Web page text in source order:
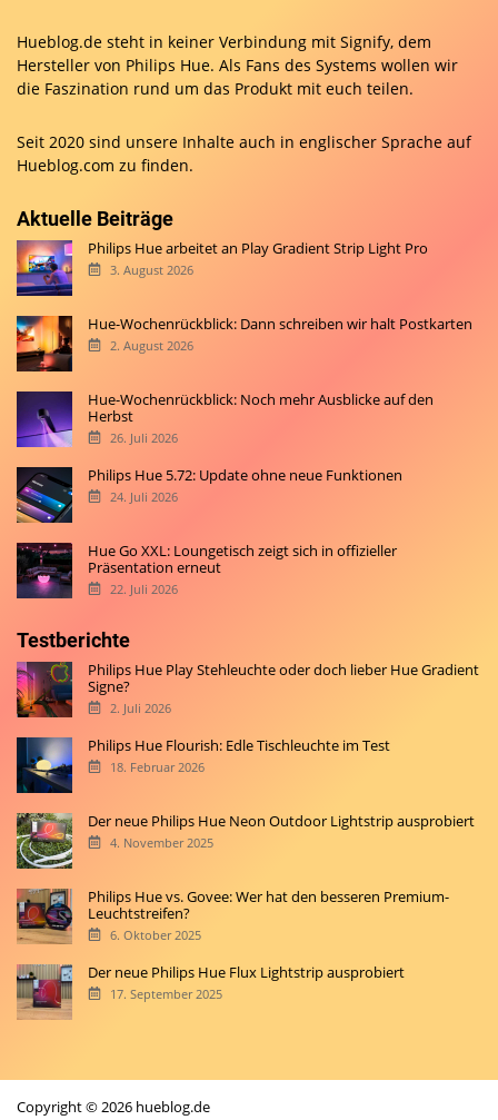
Hueblog.de steht in keiner Verbindung mit Signify, dem
Hersteller von Philips Hue. Als Fans des Systems wollen wir
die Faszination rund um das Produkt mit euch teilen.
Seit 2020 sind unsere Inhalte auch in englischer Sprache auf
Hueblog.com zu finden.
Aktuelle Beiträge
Philips Hue arbeitet an Play Gradient Strip Light Pro
3. August 2026
Hue-Wochenrückblick: Dann schreiben wir halt Postkarten
2. August 2026
Hue-Wochenrückblick: Noch mehr Ausblicke auf den
Herbst
26. Juli 2026
Philips Hue 5.72: Update ohne neue Funktionen
24. Juli 2026
Hue Go XXL: Loungetisch zeigt sich in offizieller
Präsentation erneut
22. Juli 2026
Testberichte
Philips Hue Play Stehleuchte oder doch lieber Hue Gradient
Signe?
2. Juli 2026
Philips Hue Flourish: Edle Tischleuchte im Test
18. Februar 2026
Der neue Philips Hue Neon Outdoor Lightstrip ausprobiert
4. November 2025
Philips Hue vs. Govee: Wer hat den besseren Premium-
Leuchtstreifen?
6. Oktober 2025
Der neue Philips Hue Flux Lightstrip ausprobiert
17. September 2025
Copyright © 2026 hueblog.de